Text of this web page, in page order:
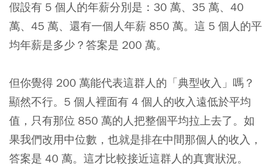
假設有 5 個人的年薪分別是：30 萬、35 萬、40
萬、45 萬、還有一個人年薪 850 萬。這 5 個人的平
均年薪是多少？答案是 200 萬。
但你覺得 200 萬能代表這群人的「典型收入」嗎？
顯然不行。5 個人裡面有 4 個人的收入遠低於平均
值，只有那位 850 萬的人把整個平均拉上去了。如
果我們改用中位數，也就是排在中間那個人的收入，
答案是 40 萬。這才比較接近這群人的真實狀況。